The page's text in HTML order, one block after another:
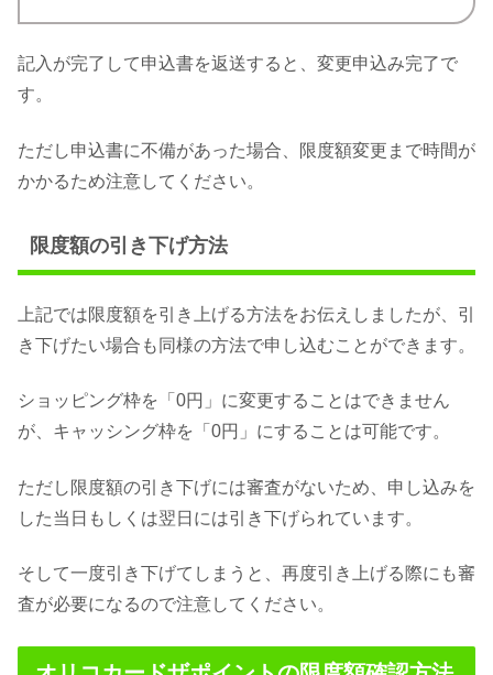
記入が完了して申込書を返送すると、変更申込み完了で
す。
ただし申込書に不備があった場合、限度額変更まで時間が
かかるため注意してください。
限度額の引き下げ方法
上記では限度額を引き上げる方法をお伝えしましたが、引
き下げたい場合も同様の方法で申し込むことができます。
ショッピング枠を「0円」に変更することはできません
が、キャッシング枠を「0円」にすることは可能です。
ただし限度額の引き下げには審査がないため、申し込みを
した当日もしくは翌日には引き下げられています。
そして一度引き下げてしまうと、再度引き上げる際にも審
査が必要になるので注意してください。